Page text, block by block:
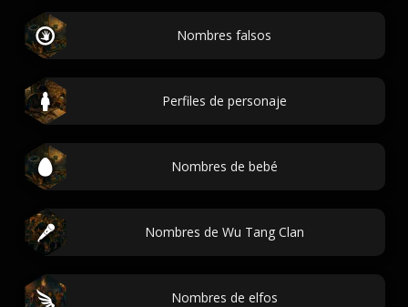
Nombres falsos
Perfiles de personaje
Nombres de bebé
Nombres de Wu Tang Clan
Nombres de elfos